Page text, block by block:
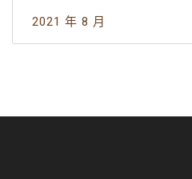
2021 年 8 月